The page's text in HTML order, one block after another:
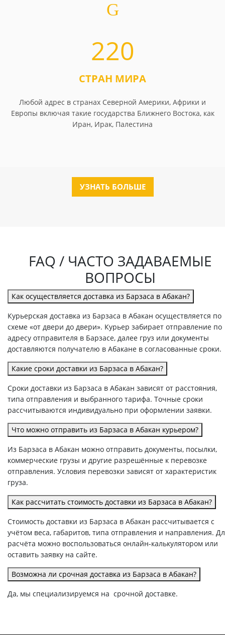
220
СТРАН МИРА
Любой адрес в странах Северной Америки, Африки и
Европы включая такие государства Ближнего Востока, как
Иран, Ирак, Палестина
УЗНАТЬ БОЛЬШЕ
FAQ / ЧАСТО ЗАДАВАЕМЫЕ
ВОПРОСЫ
Как осуществляется доставка из Барзаса в Абакан?
Курьерская доставка из Барзаса в Абакан осуществляется по
схеме «от двери до двери». Курьер забирает отправление по
адресу отправителя в Барзасе, далее груз или документы
доставляются получателю в Абакане в согласованные сроки.
Какие сроки доставки из Барзаса в Абакан?
Сроки доставки из Барзаса в Абакан зависят от расстояния,
типа отправления и выбранного тарифа. Точные сроки
рассчитываются индивидуально при оформлении заявки.
Что можно отправить из Барзаса в Абакан курьером?
Из Барзаса в Абакан можно отправить документы, посылки,
коммерческие грузы и другие разрешённые к перевозке
отправления. Условия перевозки зависят от характеристик
груза.
Как рассчитать стоимость доставки из Барзаса в Абакан?
Стоимость доставки из Барзаса в Абакан рассчитывается с
учётом веса, габаритов, типа отправления и направления.
расчёта можно воспользоваться онлайн-калькулятором или
оставить заявку на сайте.
Возможна ли срочная доставка из Барзаса в Абакан?
Да, мы специализируемся на срочной доставке.